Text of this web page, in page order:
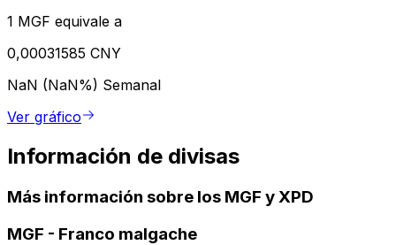
1 MGF equivale a
0,00031585 CNY
NaN (NaN%) Semanal
Ver gráfico
Información de divisas
Más información sobre los MGF y XPD
MGF - Franco malgache